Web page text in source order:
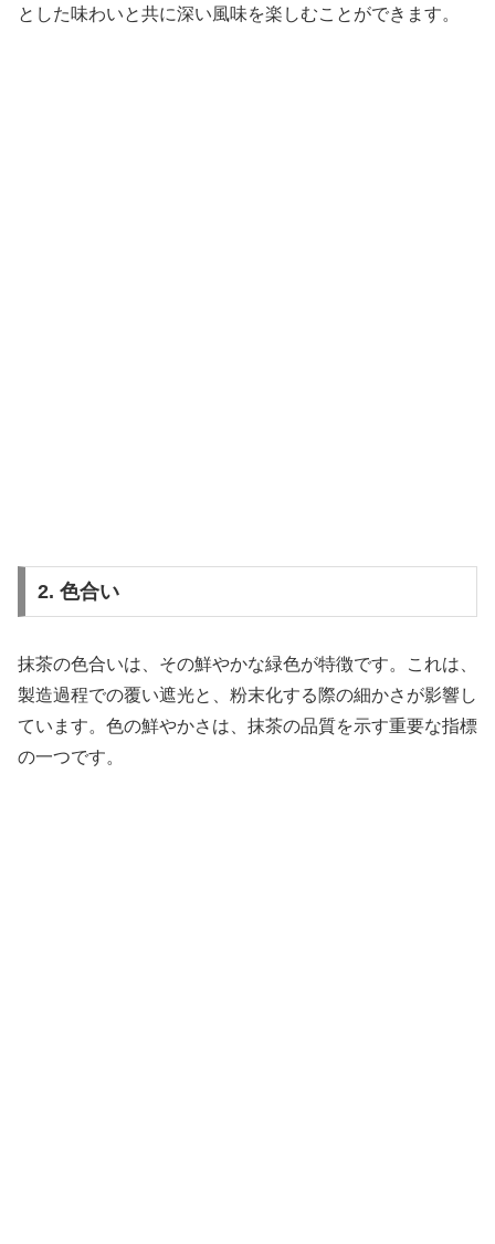
とした味わいと共に深い風味を楽しむことができます。
2. 色合い
抹茶の色合いは、その鮮やかな緑色が特徴です。これは、
製造過程での覆い遮光と、粉末化する際の細かさが影響し
ています。色の鮮やかさは、抹茶の品質を示す重要な指標
の一つです。